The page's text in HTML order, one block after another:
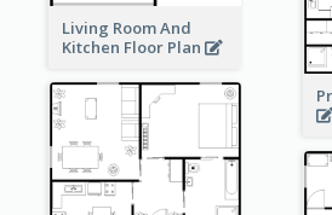
Living Room And
Kitchen Floor Plan